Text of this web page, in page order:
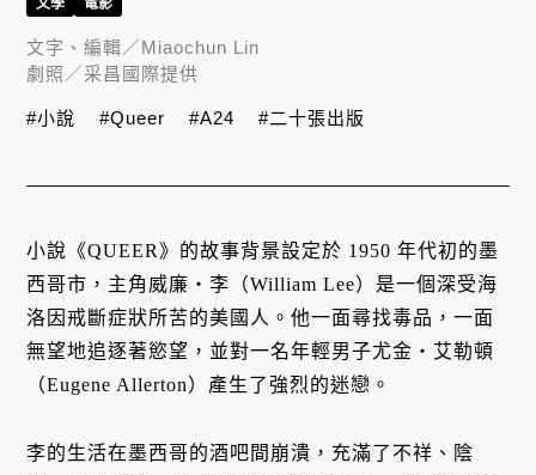
小說《QUEER》的故事背景設定於 1950 年代初的墨
西哥市，主角威廉・李（William Lee）是一個深受海
洛因戒斷症狀所苦的美國人。他一面尋找毒品，一面
無望地追逐著慾望，並對一名年輕男子尤金・艾勒頓
（Eugene Allerton）產生了強烈的迷戀。
李的生活在墨西哥的酒吧間崩潰，充滿了不祥、陰
文學 電影
文字、編輯／Miaochun Lin
劇照／采昌國際提供
#小說 #Queer #A24 #二十張出版